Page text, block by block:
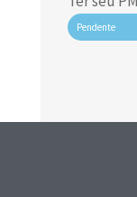
Pendente